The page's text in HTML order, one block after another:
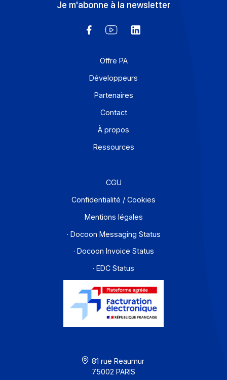
Solutions de digitalisations des Workflows et
process
Je m'abonne à la newsletter
Offre PA
Développeurs
Contact
À propos
Ressources
Confidentialité / Cookies
Mentions légales
· Docoon Messaging Status
· EDC Status